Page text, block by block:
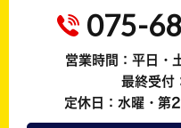
075-
営業時間：平日
最終受
定休日：水曜・第